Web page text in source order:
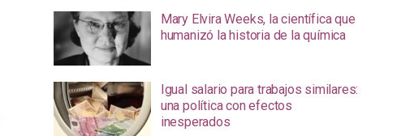
Mary Elvira Weeks, la científica que
humanizó la historia de la química
Igual salario para trabajos similares:
una política con efectos
inesperados